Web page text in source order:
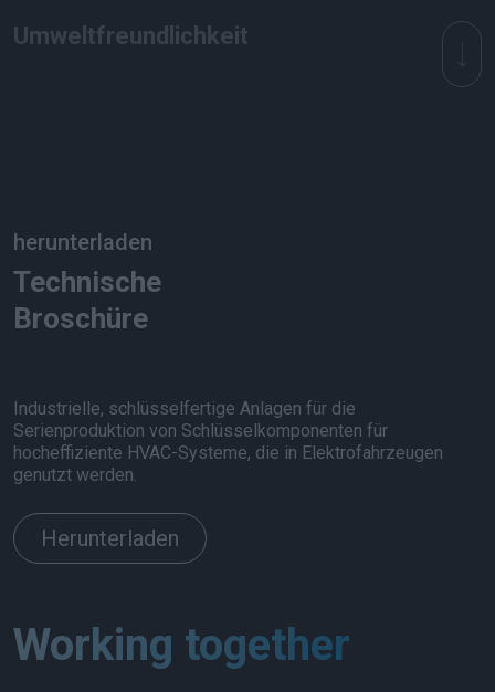
Umweltfreundlichkeit
herunterladen
Technische
Broschüre
Industrielle, schlüsselfertige Anlagen für die
Serienproduktion von Schlüsselkomponenten für
hocheffiziente HVAC-Systeme, die in Elektrofahrzeugen
genutzt werden.
Herunterladen
Working together